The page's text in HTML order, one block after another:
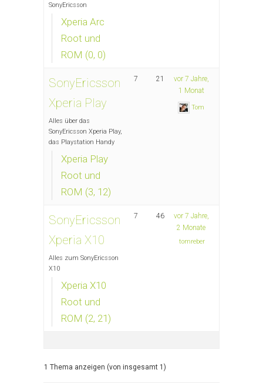
SonyEricsson
Xperia Arc
Root und
ROM (0, 0)
SonyEricsson
Xperia Play
Alles über das
SonyEricsson Xperia Play,
das Playstation Handy
Xperia Play
Root und
ROM (3, 12)
7 21
vor 7 Jahre,
1 Monat
Tom
SonyEricsson
Xperia X10
Alles zum SonyEricsson
X10
Xperia X10
Root und
ROM (2, 21)
7 46
vor 7 Jahre,
2 Monate
tomreber
1 Thema anzeigen (von insgesamt 1)